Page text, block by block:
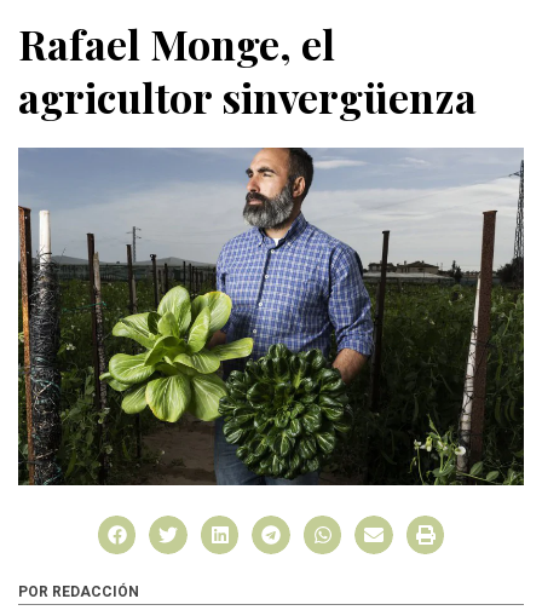
Rafael Monge, el
agricultor sinvergüenza
POR REDACCIÓN